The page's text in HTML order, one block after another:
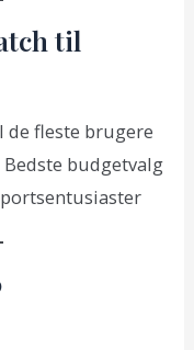
til
de fleste brugere
Bedste budgetvalg